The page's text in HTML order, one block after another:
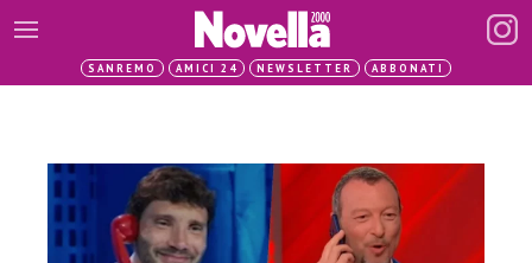
SANREMO AMICI 24 NEWSLETTER ABBONATI